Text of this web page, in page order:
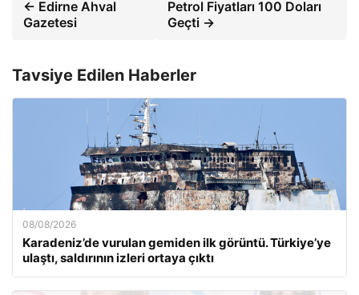
← Edirne Ahval
Gazetesi
Petrol Fiyatları 100 Doları
Geçti →
Tavsiye Edilen Haberler
08/08/2026
Karadeniz’de vurulan gemiden ilk görüntü. Türkiye’ye
ulaştı, saldırının izleri ortaya çıktı